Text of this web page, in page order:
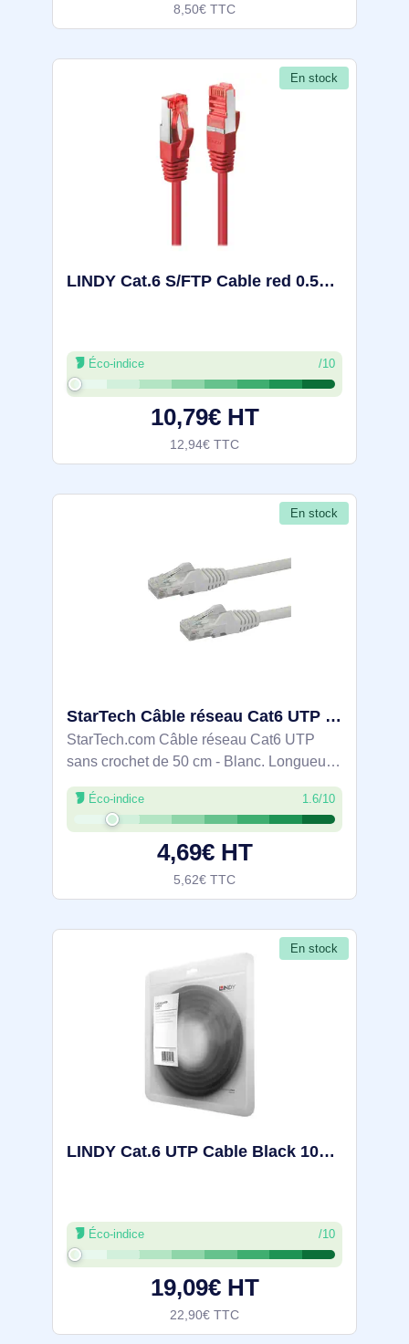
8,50€ TTC
En stock
LINDY Cat.6 S/FTP Cable red 0.5m Patchcable - 47731
Éco-indice /10
10,79€ HT
12,94€ TTC
En stock
StarTech Câble réseau Cat6 UTP sans crochet de 50 cm - N6PATC50CMWH
StarTech.com Câble réseau Cat6 UTP
sans crochet de 50 cm - Blanc. Longueur
de câble: 0,5 m, Câble standard: Cat6,
Blindage du câble: U/UTP (UTP),
Connecteur 1: RJ-45, Connecteur 2: RJ-
45, Contacts du
Éco-indice 1.6/10
4,69€ HT
5,62€ TTC
En stock
LINDY Cat.6 UTP Cable Black 10m - 48082
Éco-indice /10
19,09€ HT
22,90€ TTC